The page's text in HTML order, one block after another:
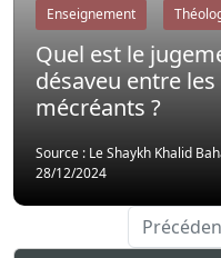
Enseignement
Quel est le
désaveu entre
mécréants ?
Source : Le Shaykh Khalid
28/12/2024